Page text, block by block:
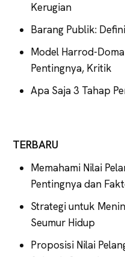
Kerugian
Barang Publik:
Model Harrod-
Pentingnya, Kritik
Apa Saja 3 Tahap
TERBARU
Memahami Nilai
Pentingnya dan
Strategi untuk
Seumur Hidup
Proposisi Nilai